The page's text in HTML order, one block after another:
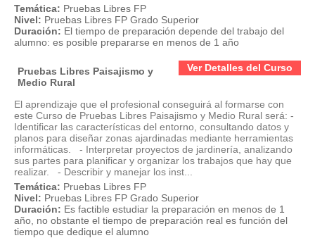
Temática: Pruebas Libres FP
Nivel: Pruebas Libres FP Grado Superior
Duración: El tiempo de preparación depende del trabajo del
alumno: es posible prepararse en menos de 1 año
Ver Detalles del Curso
Pruebas Libres Paisajismo y
Medio Rural
El aprendizaje que el profesional conseguirá al formarse con
este Curso de Pruebas Libres Paisajismo y Medio Rural será: -
Identificar las características del entorno, consultando datos y
planos para diseñar zonas ajardinadas mediante herramientas
informáticas. - Interpretar proyectos de jardinería, analizando
sus partes para planificar y organizar los trabajos que hay que
realizar. - Describir y manejar los inst...
Temática: Pruebas Libres FP
Nivel: Pruebas Libres FP Grado Superior
Duración: Es factible estudiar la preparación en menos de 1
año, no obstante el tiempo de preparación real es función del
tiempo que dedique el alumno